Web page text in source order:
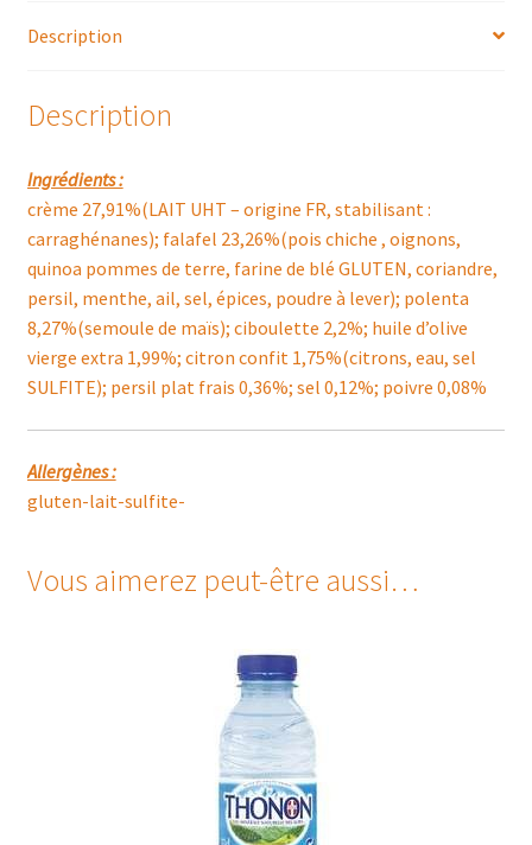
Description
Description
Ingrédients :
crème 27,91%(LAIT UHT – origine FR, stabilisant :
carraghénanes); falafel 23,26%(pois chiche , oignons,
quinoa pommes de terre, farine de blé GLUTEN, coriandre,
persil, menthe, ail, sel, épices, poudre à lever); polenta
8,27%(semoule de maïs); ciboulette 2,2%; huile d’olive
vierge extra 1,99%; citron confit 1,75%(citrons, eau, sel
SULFITE); persil plat frais 0,36%; sel 0,12%; poivre 0,08%
Allergènes :
gluten-lait-sulfite-
Vous aimerez peut-être aussi…